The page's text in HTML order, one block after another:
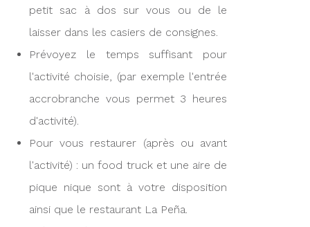
petit sac à dos sur vous ou de le
laisser dans les casiers de consignes.
Prévoyez le temps suffisant pour
l'activité choisie, (par exemple l'entrée
accrobranche vous permet 3 heures
d'activité).
Pour vous restaurer (après ou avant
l'activité) : un food truck et une aire de
pique nique sont à votre disposition
ainsi que le restaurant La Peña.